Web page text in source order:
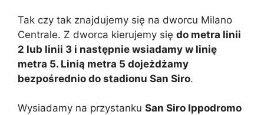
Tak czy tak znajdujemy się na dworcu Milano
Centrale. Z dworca kierujemy się do metra linii
2 lub linii 3 i następnie wsiadamy w linię
metra 5. Linią metra 5 dojeżdżamy
bezpośrednio do stadionu San Siro.
Wysiadamy na przystanku San Siro Ippodromo